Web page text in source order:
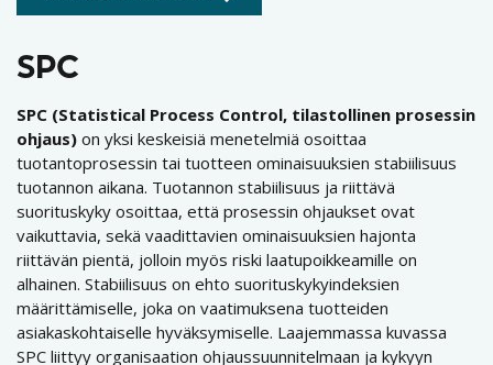
SPC
SPC (Statistical Process Control, tilastollinen prosessin
ohjaus) on yksi keskeisiä menetelmiä osoittaa
tuotantoprosessin tai tuotteen ominaisuuksien stabiilisuus
tuotannon aikana. Tuotannon stabiilisuus ja riittävä
suorituskyky osoittaa, että prosessin ohjaukset ovat
vaikuttavia, sekä vaadittavien ominaisuuksien hajonta
riittävän pientä, jolloin myös riski laatupoikkeamille on
alhainen. Stabiilisuus on ehto suorituskykyindeksien
määrittämiselle, joka on vaatimuksena tuotteiden
asiakaskohtaiselle hyväksymiselle. Laajemmassa kuvassa
SPC liittyy organisaation ohjaussuunnitelmaan ja kykyyn